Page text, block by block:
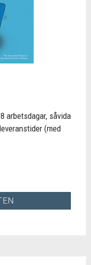
arbetsdagar, såvida
(med